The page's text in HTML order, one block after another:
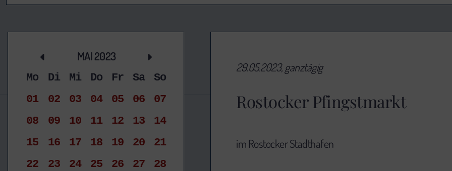
MAI 2023
Mo Di Mi Do Fr Sa
So
01
02 03 04 05 06
07
08
09 10 11 12 13
14
15
16 17 18 19 20
21
22
23 24 25 26 27
28
Rostocker Pfingstmarkt
29.05.2023, ganztägig
im Rostocker Stadthafen